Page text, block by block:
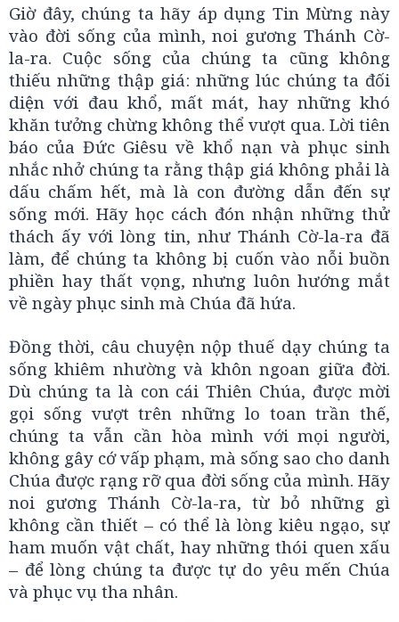
Giờ đây, chúng ta hãy áp dụng Tin Mừng này
vào đời sống của mình, noi gương Thánh Cờ-
la-ra. Cuộc sống của chúng ta cũng không
thiếu những thập giá: những lúc chúng ta đối
diện với đau khổ, mất mát, hay những khó
khăn tưởng chừng không thể vượt qua. Lời tiên
báo của Đức Giêsu về khổ nạn và phục sinh
nhắc nhở chúng ta rằng thập giá không phải là
dấu chấm hết, mà là con đường dẫn đến sự
sống mới. Hãy học cách đón nhận những thử
thách ấy với lòng tin, như Thánh Cờ-la-ra đã
làm, để chúng ta không bị cuốn vào nỗi buồn
phiền hay thất vọng, nhưng luôn hướng mắt
về ngày phục sinh mà Chúa đã hứa.
Đồng thời, câu chuyện nộp thuế dạy chúng ta
sống khiêm nhường và khôn ngoan giữa đời.
Dù chúng ta là con cái Thiên Chúa, được mời
gọi sống vượt trên những lo toan trần thế,
chúng ta vẫn cần hòa mình với mọi người,
không gây cớ vấp phạm, mà sống sao cho danh
Chúa được rạng rỡ qua đời sống của mình. Hãy
noi gương Thánh Cờ-la-ra, từ bỏ những gì
không cần thiết – có thể là lòng kiêu ngạo, sự
ham muốn vật chất, hay những thói quen xấu
– để lòng chúng ta được tự do yêu mến Chúa
và phục vụ tha nhân.